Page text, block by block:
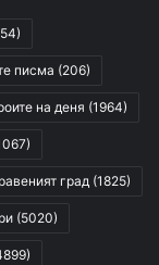
писма (206)
на деня (1964)
град (1825)
(5020)